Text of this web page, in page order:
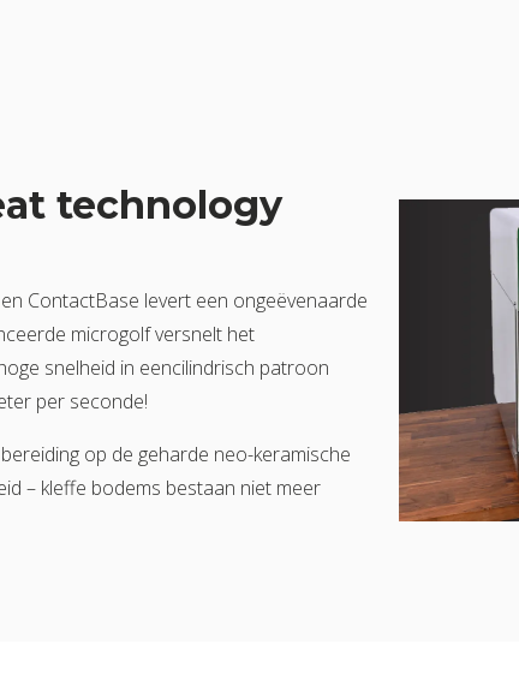
technology
ContactBase levert een ongeëvenaarde
microgolf versnelt het
snelheid in eencilindrisch patroon
per seconde!
op de geharde neo-keramische
– kleffe bodems bestaan niet meer